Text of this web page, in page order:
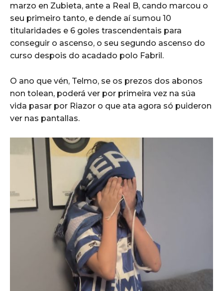
marzo en Zubieta, ante a Real B, cando marcou o
seu primeiro tanto, e dende aí sumou 10
titularidades e 6 goles trascendentais para
conseguir o ascenso, o seu segundo ascenso do
curso despois do acadado polo Fabril.
O ano que vén, Telmo, se os prezos dos abonos
non tolean, poderá ver por primeira vez na súa
vida pasar por Riazor o que ata agora só puideron
ver nas pantallas.